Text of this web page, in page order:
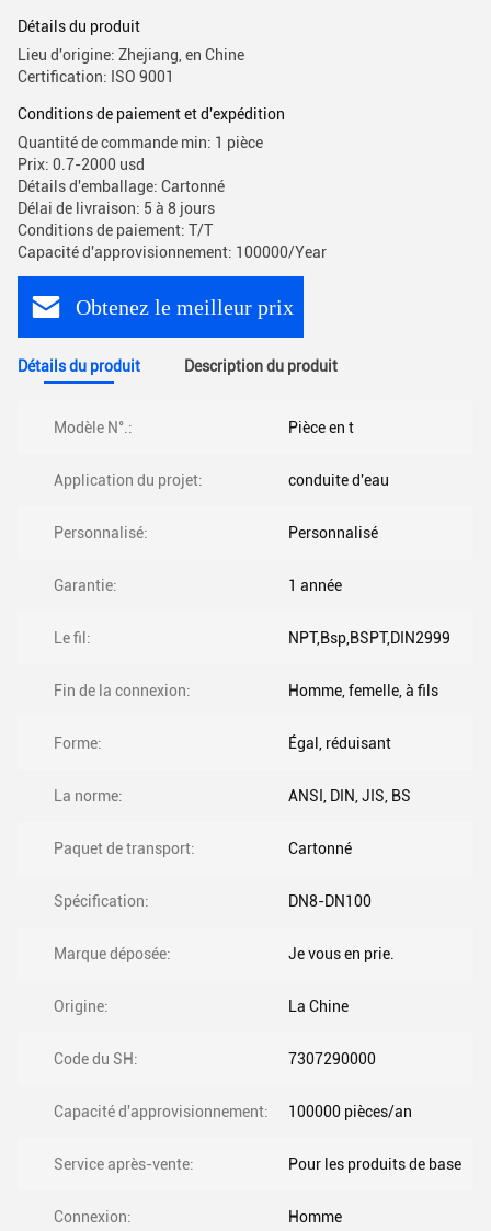
Détails du produit
Lieu d'origine: Zhejiang, en Chine
Certification: ISO 9001
Conditions de paiement et d'expédition
Quantité de commande min: 1 pièce
Prix: 0.7-2000 usd
Détails d'emballage: Cartonné
Délai de livraison: 5 à 8 jours
Conditions de paiement: T/T
Capacité d'approvisionnement: 100000/Year
Obtenez le meilleur prix
Détails du produit Description du produit
Modèle N°.: Pièce en t
Application du projet: conduite d'eau
Personnalisé: Personnalisé
Garantie: 1 année
Le fil: NPT,Bsp,BSPT,DIN2999
Fin de la connexion: Homme, femelle, à fils
Forme: Égal, réduisant
La norme: ANSI, DIN, JIS, BS
Paquet de transport: Cartonné
Spécification: DN8-DN100
Marque déposée: Je vous en prie.
Origine: La Chine
Code du SH: 7307290000
Capacité d'approvisionnement: 100000 pièces/an
Service après-vente: Pour les produits de base
Connexion: Homme